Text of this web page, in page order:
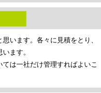
います。各々に見積をとり、
ます。
は一社だけ管理すればよいこ